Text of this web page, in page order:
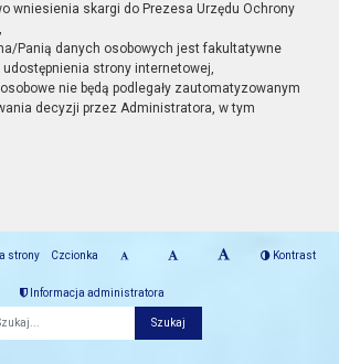
wniesienia skargi do Prezesa Urzędu Ochrony
Panią danych osobowych jest fakultatywne
strony internetowej,
nie będą podlegały zautomatyzowanym
decyzji przez Administratora, w tym
strony Czcionka Kontrast
Informacja administratora